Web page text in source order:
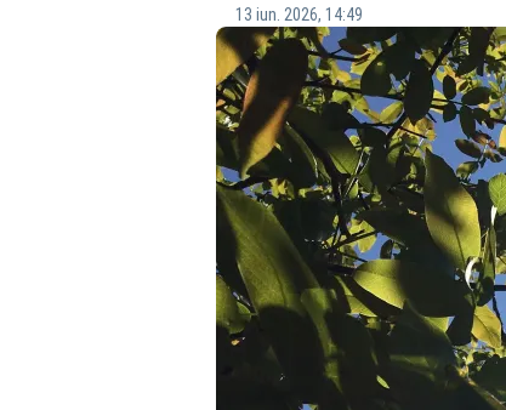
13 iun. 2026, 14:49